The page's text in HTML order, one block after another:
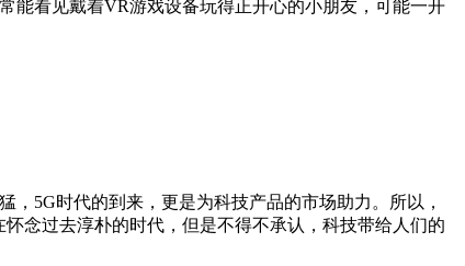
看见戴着VR游戏设备玩得正开心的小朋友，可能一开
5G时代的到来，更是为科技产品的市场助力。所以，
念过去淳朴的时代，但是不得不承认，科技带给人们的